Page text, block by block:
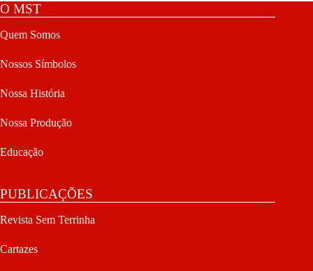
O MST
Quem Somos
Nossos Símbolos
Nossa História
Nossa Produção
Educação
PUBLICAÇÕES
Revista Sem Terrinha
Cartazes